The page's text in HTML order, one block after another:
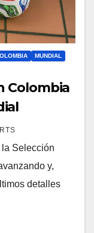
MUNDIAL
Colombia
la Selección
y,
detalles